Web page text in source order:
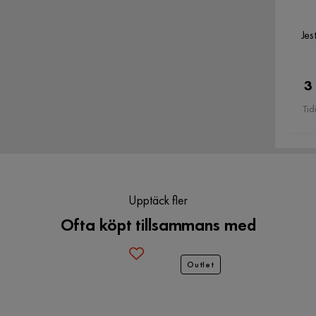
3
Upptäck fler
Ofta köpt tillsammans med
Outlet